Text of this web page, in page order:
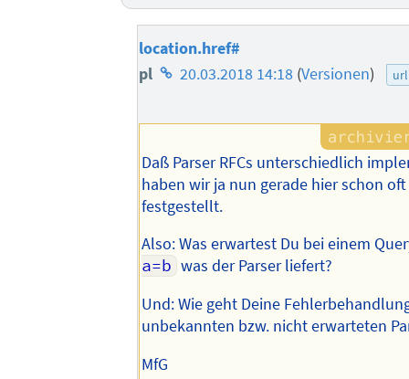
location.href#
pl Homepage
Autors
20.03.2018 14:18 (Versionen) url
Daß Parser RFCs unterschiedlich
haben wir ja nun gerade hier schon
festgestellt.
Also: Was erwartest Du bei einem
a=b was der Parser liefert?
Und: Wie geht Deine
unbekannten bzw. nicht erwarteten
MfG